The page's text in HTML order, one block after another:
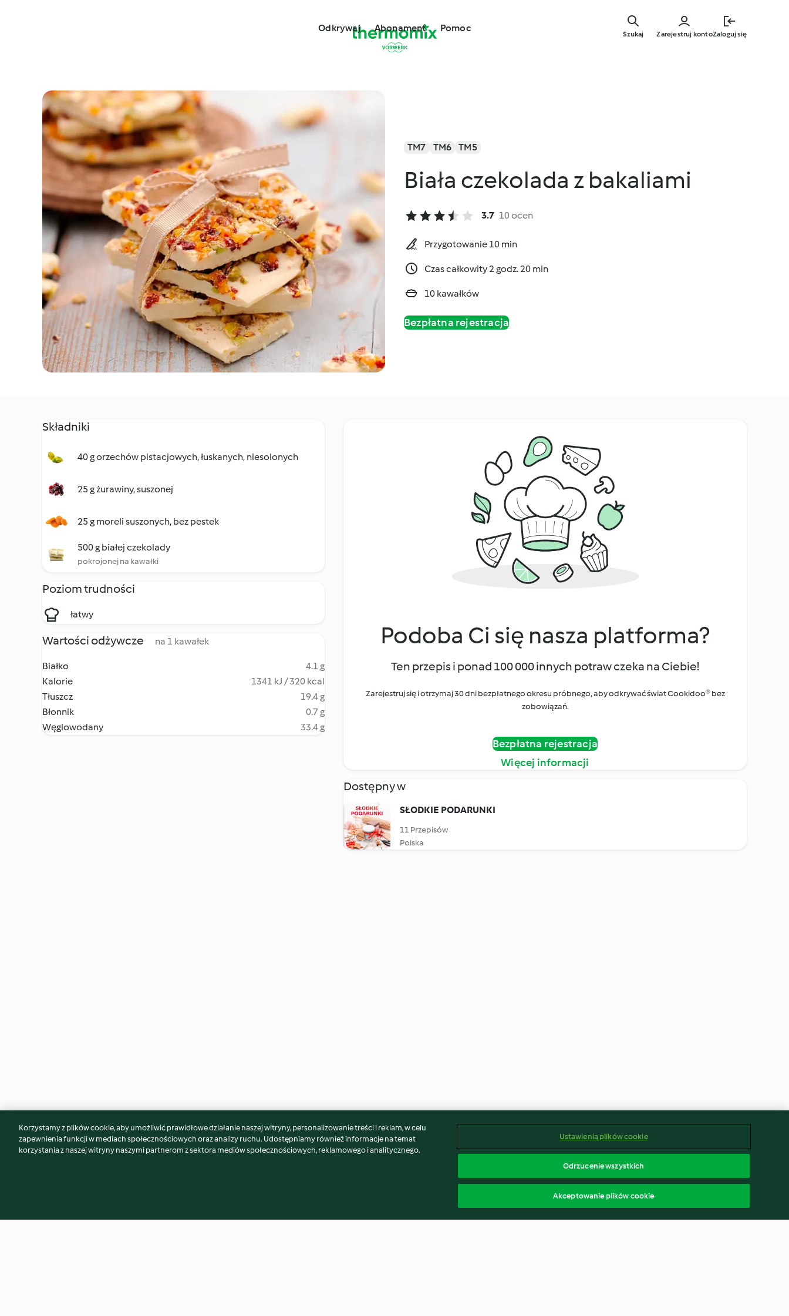
głównej
Odkrywaj Abonament Pomoc
Zarejestruj kontoZaloguj się
Szukaj
TM7 TM6 TM5
Biała czekolada z bakaliami
3.7 10 ocen
Przygotowanie 10 min
Czas całkowity 2 godz. 20 min
10 kawałków
Bezpłatna rejestracja
Składniki
40 g orzechów pistacjowych, łuskanych, niesolonych
25 g żurawiny, suszonej
25 g moreli suszonych, bez pestek
500 g białej czekolady
pokrojonej na kawałki
Poziom trudności
łatwy
Wartości odżywcze na 1 kawałek
Białko
4.1 g
Kalorie
1341 kJ / 320 kcal
Tłuszcz
19.4 g
Błonnik
0.7 g
Węglowodany
33.4 g
Podoba Ci się nasza platforma?
Ten przepis i ponad 100 000 innych potraw czeka na Ciebie!
Zarejestruj się i otrzymaj 30 dni bezpłatnego okresu próbnego, aby odkrywać świat Cookidoo® bez
zobowiązań.
Bezpłatna rejestracja
Więcej informacji
Dostępny w
SŁODKIE PODARUNKI
11 Przepisów
Polska
Może spodoba Ci się również...
Korzystamy z plików cookie, aby umożliwić prawidłowe działanie naszej witryny, personalizowanie treści i reklam, w celu
zapewnienia funkcji w mediach społecznościowych oraz analizy ruchu. Udostępniamy również informacje na temat
korzystania z naszej witryny naszymi partnerom z sektora mediów społecznościowych, reklamowego i analitycznego.
Ustawienia plików cookie
Odrzucenie wszystkich
Akceptowanie plików cookie